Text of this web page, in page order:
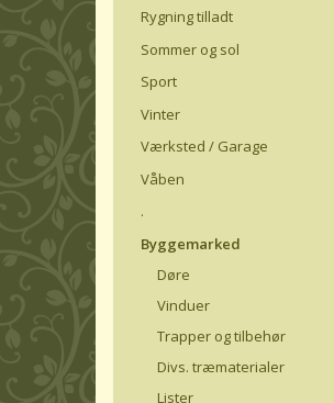
Rygning tilladt
Sommer og sol
Sport
Vinter
Værksted / Garage
Våben
.
Byggemarked
Døre
Vinduer
Trapper og tilbehør
Divs. træmaterialer
Lister